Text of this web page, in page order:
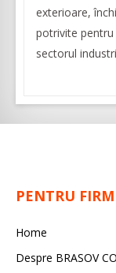
exterioare,
potrivite
sectorul
PENTRU
Home
Despre BRASOV